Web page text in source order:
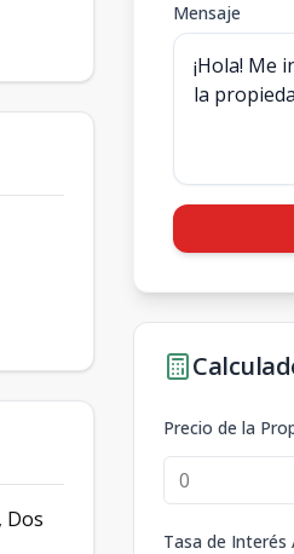
Dos
Mensaje
Precio de la
Tasa de Interés